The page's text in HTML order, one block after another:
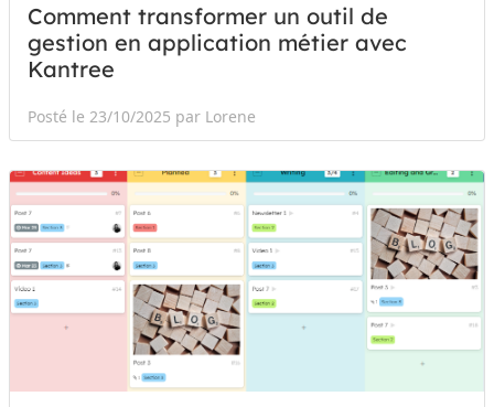
Comment transformer un outil de
gestion en application métier avec
Kantree
Posté le 23/10/2025 par Lorene